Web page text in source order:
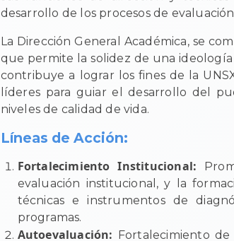
desarrollo de los procesos de
La Dirección General Académica, se
que permite la solidez de una
contribuye a lograr los fines de la
líderes para guiar el desarrollo del
niveles de calidad de vida.
Líneas de Acción:
Fortalecimiento Institucional:
evaluación institucional, y la
técnicas e instrumentos de
programas.
Autoevaluación:
Fortalecimiento